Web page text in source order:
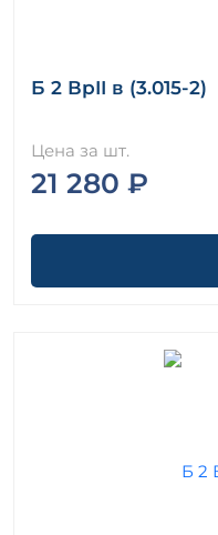
Б 2 ВрII в (3.015-2)
Цена за шт.
21 280 ₽